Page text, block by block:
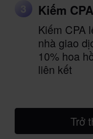
3
Kiếm
Kiếm CPA
nhà giao
10% hoa
liên kết
Trở